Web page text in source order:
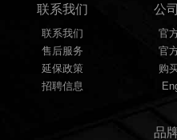
联系我们
联系我们
售后服务
延保政策
招聘信息
公
官
官
购
品